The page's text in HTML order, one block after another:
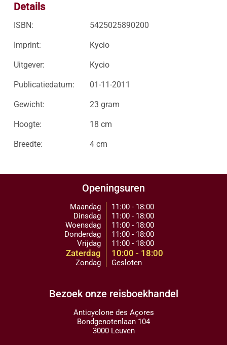
Details
ISBN: 5425025890200
Imprint: Kycio
Uitgever: Kycio
Publicatiedatum: 01-11-2011
Gewicht: 23 gram
Hoogte: 18 cm
Breedte: 4 cm
Openingsuren
Maandag
Dinsdag
Woensdag
Donderdag
Vrijdag
Zaterdag
Zondag
11:00 - 18:00
11:00 - 18:00
11:00 - 18:00
11:00 - 18:00
11:00 - 18:00
10:00 - 18:00
Gesloten
Bezoek onze reisboekhandel
Anticyclone des Açores
Bondgenotenlaan 104
3000 Leuven